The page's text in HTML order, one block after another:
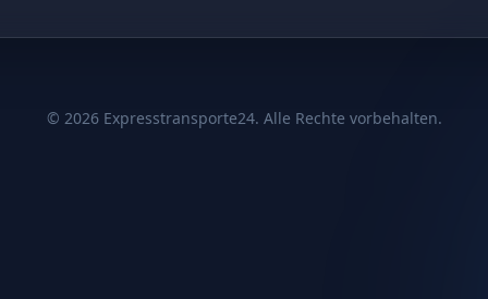
© 2026Expresstransporte24. Alle Rechte vorbehalten.